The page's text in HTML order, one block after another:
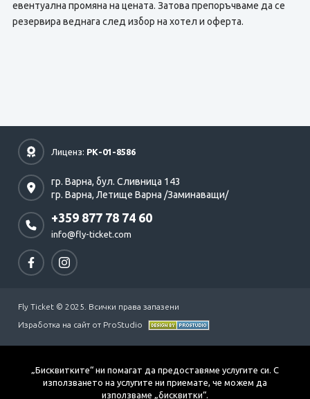
евентуална промяна на цената. Затова препоръчваме да се
резервира веднага след избор на хотел и оферта.
Лиценз: РК-01-8586
гр. Варна, бул. Сливница 143
гр. Варна, Летище Варна /Заминаващи/
+359 877 78 74 60
info@fly-ticket.com
Fly Ticket © 2025. Всички права запазени
Изработка на сайт от ProStudio
„Бисквитките“ ни помагат да предоставяме услугите си. С
използването на услугите ни приемате, че можем да
използваме „бисквитки“.